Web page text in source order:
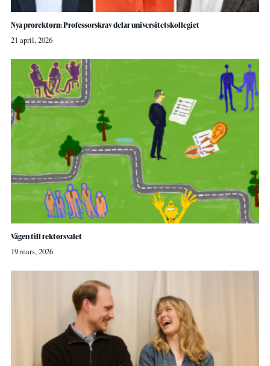
Nya prorektorn: Professorskrav delar universitetskollegiet
21 april, 2026
Vägen till rektorsvalet
19 mars, 2026